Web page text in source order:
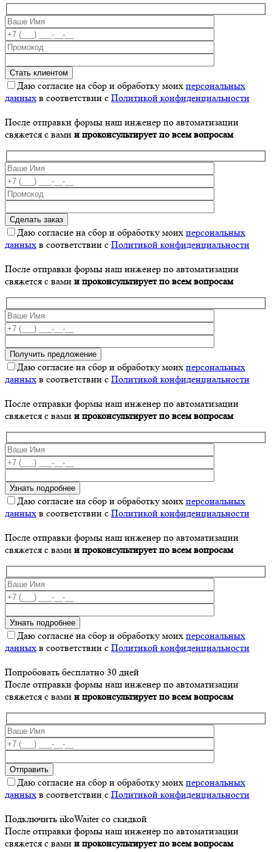
Даю согласие на сбор и обработку моих персональных
данных в соответствии с Политикой конфиденциальности
После отправки формы наш инженер по автоматизации
свяжется с вами и проконсультирует по всем вопросам
Даю согласие на сбор и обработку моих персональных
данных в соответствии с Политикой конфиденциальности
После отправки формы наш инженер по автоматизации
свяжется с вами и проконсультирует по всем вопросам
Даю согласие на сбор и обработку моих персональных
данных в соответствии с Политикой конфиденциальности
После отправки формы наш инженер по автоматизации
свяжется с вами и проконсультирует по всем вопросам
Даю согласие на сбор и обработку моих персональных
данных в соответствии с Политикой конфиденциальности
После отправки формы наш инженер по автоматизации
свяжется с вами и проконсультирует по всем вопросам
Даю согласие на сбор и обработку моих персональных
данных в соответствии с Политикой конфиденциальности
Попробовать бесплатно 30 дней
После отправки формы наш инженер по автоматизации
свяжется с вами и проконсультирует по всем вопросам
Даю согласие на сбор и обработку моих персональных
данных в соответствии с Политикой конфиденциальности
Подключить iikoWaiter со скидкой
После отправки формы наш инженер по автоматизации
свяжется с вами и проконсультирует по всем вопросам